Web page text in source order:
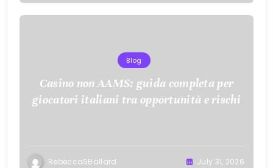
Blog
Casino non AAMS: guida completa per
giocatori italiani tra opportunità e rischi
RebeccaSBallard July 31, 2026